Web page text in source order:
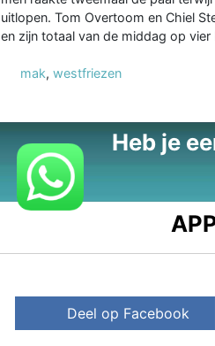
uitlopen. Tom Overtoom en Chiel
en zijn totaal van de middag op vier
mak, westfriezen
Heb je
Deel op Facebook